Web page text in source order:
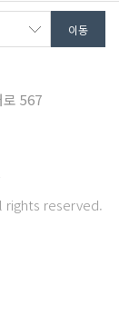
로 567
rights reserved.